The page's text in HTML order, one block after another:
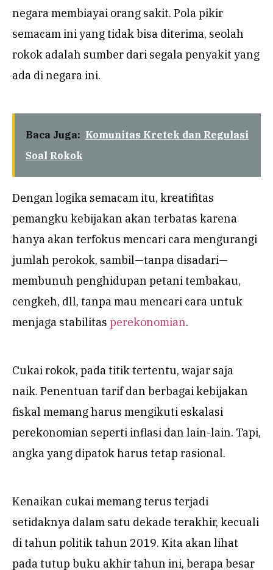
negara membiayai orang sakit. Pola pikir
semacam ini yang tidak bisa diterima, seolah
rokok adalah sumber dari segala penyakit yang
ada di negara ini.
Baca Juga: Komunitas Kretek dan Regulasi
Soal Rokok
Dengan logika semacam itu, kreatifitas
pemangku kebijakan akan terbatas karena
hanya akan terfokus mencari cara mengurangi
jumlah perokok, sambil—tanpa disadari—
membunuh penghidupan petani tembakau,
cengkeh, dll, tanpa mau mencari cara untuk
menjaga stabilitas perekonomian.
Cukai rokok, pada titik tertentu, wajar saja
naik. Penentuan tarif dan berbagai kebijakan
fiskal memang harus mengikuti eskalasi
perekonomian seperti inflasi dan lain-lain. Tapi,
angka yang dipatok harus tetap rasional.
Kenaikan cukai memang terus terjadi
setidaknya dalam satu dekade terakhir, kecuali
di tahun politik tahun 2019. Kita akan lihat
pada tutup buku akhir tahun ini, berapa besar